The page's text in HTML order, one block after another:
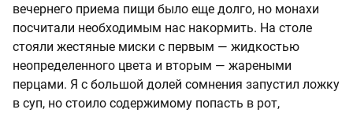
вечернего приема пищи было еще долго, но монахи
посчитали необходимым нас накормить. На столе
стояли жестяные миски с первым — жидкостью
неопределенного цвета и вторым — жареными
перцами. Я с большой долей сомнения запустил ложку
в суп, но стоило содержимому попасть в рот,